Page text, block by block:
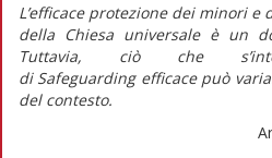
L’efficace protezione dei minori
della Chiesa universale è un
Tuttavia, ciò che
di Safeguardingefficace può
del contesto.